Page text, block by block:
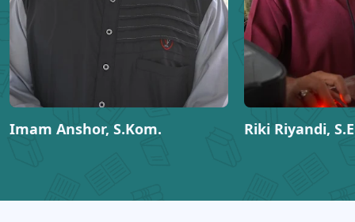
Imam Anshor, S.Kom. Riki Riyandi,